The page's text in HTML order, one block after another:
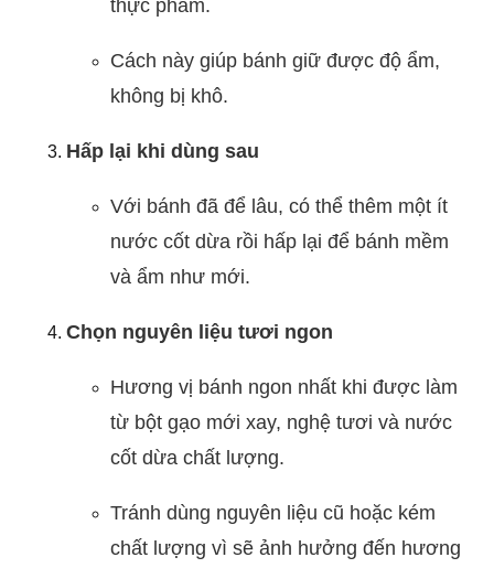
thực phẩm.
Cách này giúp bánh giữ được độ ẩm,
không bị khô.
Hấp lại khi dùng sau
Với bánh đã để lâu, có thể thêm một ít
nước cốt dừa rồi hấp lại để bánh mềm
và ẩm như mới.
Chọn nguyên liệu tươi ngon
Hương vị bánh ngon nhất khi được làm
từ bột gạo mới xay, nghệ tươi và nước
cốt dừa chất lượng.
Tránh dùng nguyên liệu cũ hoặc kém
chất lượng vì sẽ ảnh hưởng đến hương